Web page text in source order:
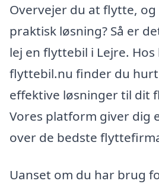
Overvejer du at flytte,
praktisk løsning? Så er
lej en flyttebil i Lejre. Hos
flyttebil.nu finder du
effektive løsninger til dit
Vores platform giver dig
over de bedste
Uanset om du har brug